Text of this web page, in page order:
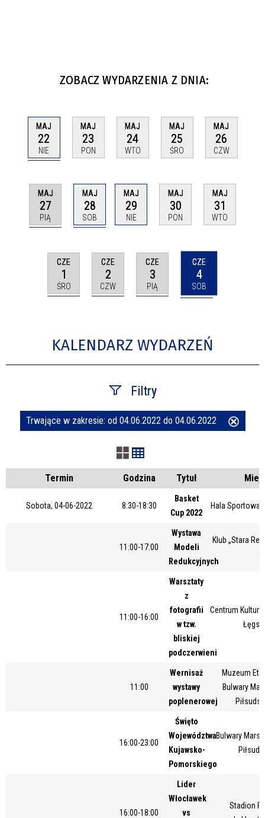
ZOBACZ WYDARZENIA Z DNIA:
MAJ
22
NIE
MAJ
23
PON
MAJ
24
WTO
MAJ
25
ŚRO
MAJ
26
CZW
MAJ
27
PIĄ
MAJ
28
SOB
MAJ
29
NIE
MAJ
30
PON
MAJ
31
WTO
CZE
1
ŚRO
CZE
2
CZW
CZE
3
PIĄ
CZE
4
SOB
KALENDARZ WYDARZEŃ
Filtry
Szukana fraza
Kategoria
—
Trwające w zakresie: od 04.06.2022 do 04.06.2022
Termin Godzina Tytuł
Sobota, 04-06-2022 8:30-18:30
Basket
Cup 2022
Hala Sportowa
11:00-17:00
Wystawa
Modeli
Redukcyjnych
Klub „Stara
8
11:00-16:00
Warsztaty
z
fotografii
w tzw.
bliskiej
podczerwieni
Centrum Kultury
11:00
Wernisaż
wystawy
poplenerowej
Muzeum
Bulwary
16:00-23:00
Święto
Województwa
Kujawsko-
Pomorskiego
Bulwary
16:00-18:00
Lider
Włocławek
vs
Stadion